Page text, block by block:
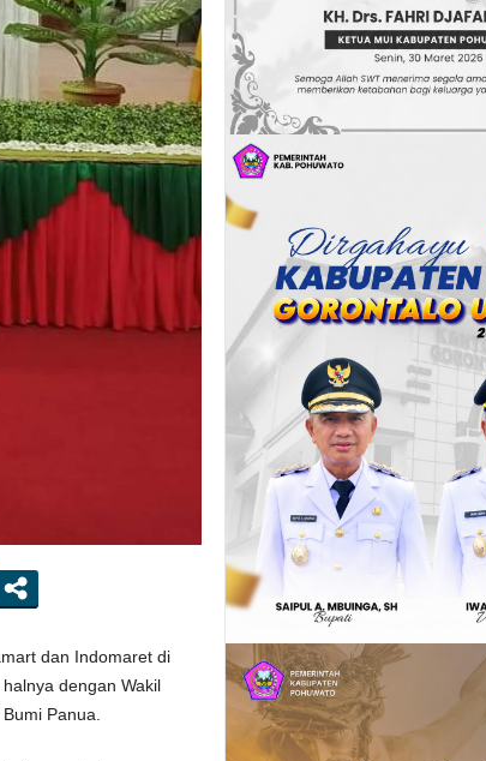
dan Indomaret di
dengan Wakil
Panua.